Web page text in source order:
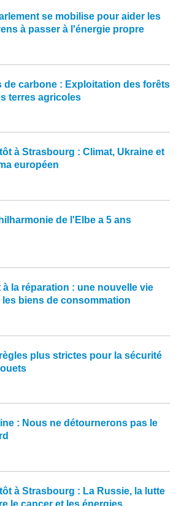
se mobilise pour aider les
à passer à l'énergie propre
de carbone : Exploitation des forêts
terres agricoles
à Strasbourg : Climat, Ukraine et
européen
de l'Elbe a 5 ans
à la réparation : une nouvelle vie
les biens de consommation
plus strictes pour la sécurité
: Nous ne détournerons pas le
à Strasbourg : La Russie, la lutte
le cancer et les énergies